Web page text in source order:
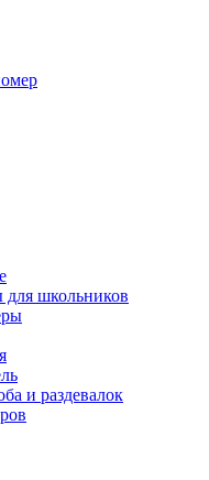
школьников
и раздевалок